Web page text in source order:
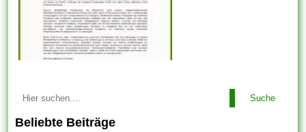
Suche
Beliebte Beiträge